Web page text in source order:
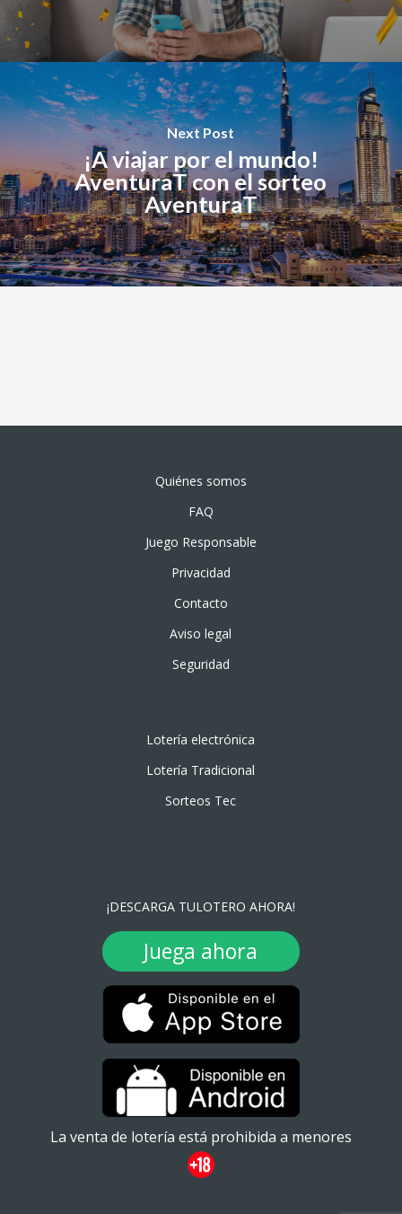
Next Post
¡A viajar por el mundo!
AventuraT con el sorteo
AventuraT
Quiénes somos
FAQ
Juego Responsable
Privacidad
Contacto
Aviso legal
Seguridad
Lotería electrónica
Lotería Tradicional
Sorteos Tec
¡DESCARGA TULOTERO AHORA!
Juega ahora
La venta de lotería está prohibida a menores